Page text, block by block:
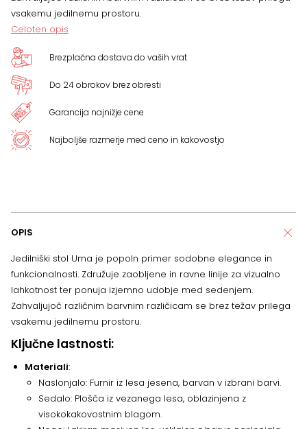
vsakemu jedilnemu prostoru.
Celoten opis
Brezplačna dostava do vaših vrat
Do 24 obrokov brez obresti
Garancija najnižje cene
Najboljše razmerje med ceno in kakovostjo
OPIS
Jedilniški stol Uma je popoln primer sodobne elegance in
funkcionalnosti. Združuje zaobljene in ravne linije za vizualno
lahkotnost ter ponuja izjemno udobje med sedenjem.
Zahvaljujoč različnim barvnim različicam se brez težav prilega
vsakemu jedilnemu prostoru.
Ključne lastnosti:
Materiali:
Naslonjalo: Furnir iz lesa jesena, barvan v izbrani barvi.
Sedalo: Plošča iz vezanega lesa, oblazinjena z
visokokakovostnim blagom.